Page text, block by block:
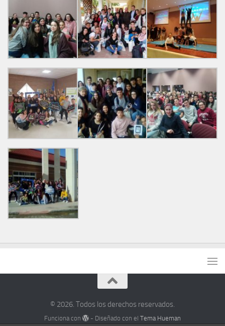
© 2026. Todos los derechos reservados.
Funciona con - Diseñado con elTema Hueman